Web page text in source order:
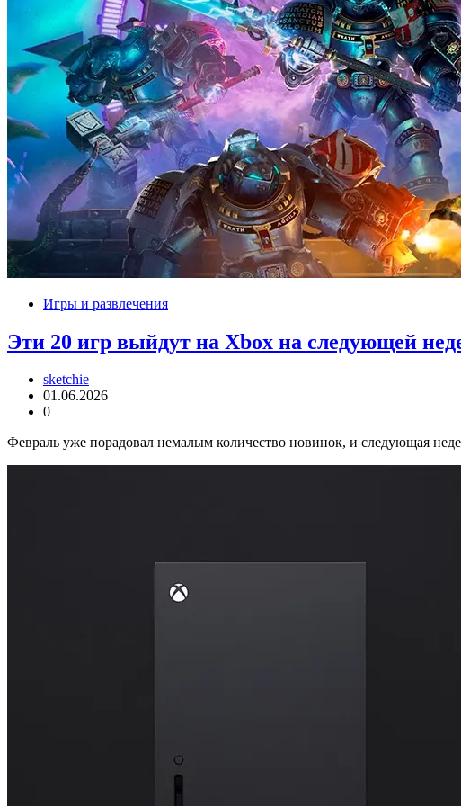
Игры и развлечения
Эти 20 игр выйдут на Xbox на следующей
sketchie
01.06.2026
0
Февраль уже порадовал немалым количество новинок, и следующая